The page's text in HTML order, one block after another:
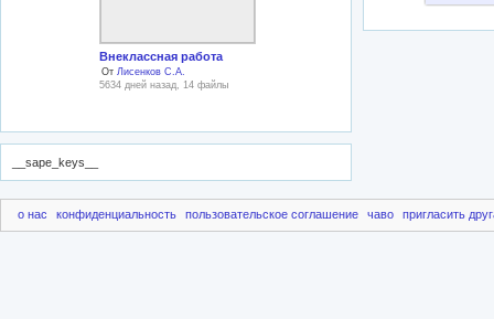
Внеклассная работа
От Лисенков С.А.
5634 дней назад, 14 файлы
__sape_keys__
о нас конфиденциальность пользовательское соглашение чаво пригласить